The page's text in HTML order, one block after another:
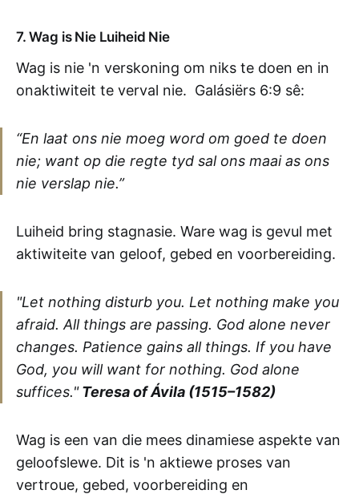
7. Wag is Nie Luiheid Nie
Wag is nie 'n verskoning om niks te doen en in
onaktiwiteit te verval nie. Galásiërs 6:9 sê:
“En laat ons nie moeg word om goed te doen
nie; want op die regte tyd sal ons maai as ons
nie verslap nie.”
Luiheid bring stagnasie. Ware wag is gevul met
aktiwiteite van geloof, gebed en voorbereiding.
"Let nothing disturb you. Let nothing make you
afraid. All things are passing. God alone never
changes. Patience gains all things. If you have
God, you will want for nothing. God alone
suffices."Teresa of Ávila (1515–1582)
Wag is een van die mees dinamiese aspekte van
geloofslewe. Dit is 'n aktiewe proses van
vertroue, gebed, voorbereiding en